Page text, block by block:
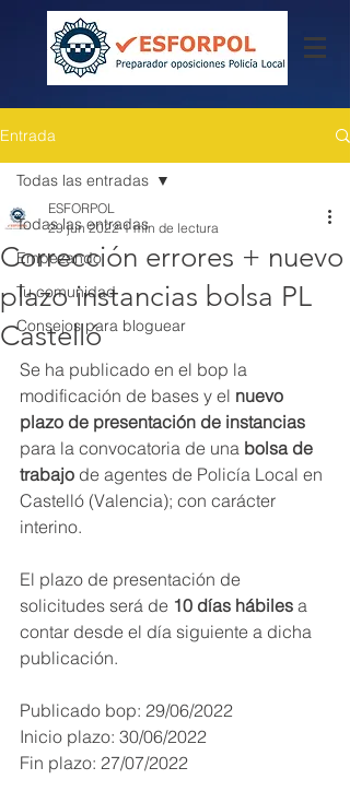
Entrada
Todas las entradas
Empezando
Tu comunidad
Consejos para bloguear
Todas las entradas
Corrección errores + nuevo
plazo instancias bolsa PL
Castelló
ESFORPOL
29 jun 2022 1 min de lectura
Se ha publicado en el bop la
modificación de bases y el nuevo
plazo de presentación de instancias
para la convocatoria de una bolsa de
trabajo de agentes de Policía Local en
Castelló (Valencia); con carácter
interino.
El plazo de presentación de
solicitudes será de 10 días hábiles a
contar desde el día siguiente a dicha
publicación.
Publicado bop: 29/06/2022
Inicio plazo: 30/06/2022
Fin plazo: 27/07/2022